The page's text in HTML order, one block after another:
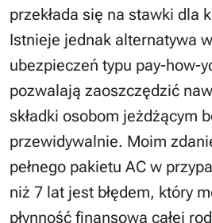
przekłada się na stawki dla
Istnieje jednak alternatywa
ubezpieczeń typu pay-how-
pozwalają zaoszczędzić
składki osobom jeżdżącym
przewidywalnie. Moim
pełnego pakietu AC w
niż 7 lat jest błędem, który
płynność finansową całej